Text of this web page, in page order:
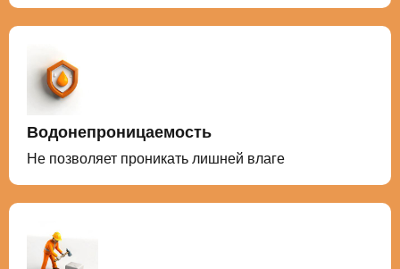
Водонепроницаемость
Не позволяет проникать лишней влаге